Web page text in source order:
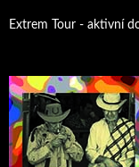
Extrem Tour - aktivní